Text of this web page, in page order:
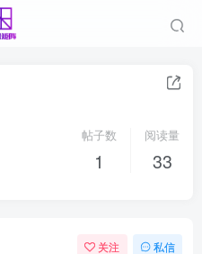
帖子数
1
阅读量
33
关注 私信